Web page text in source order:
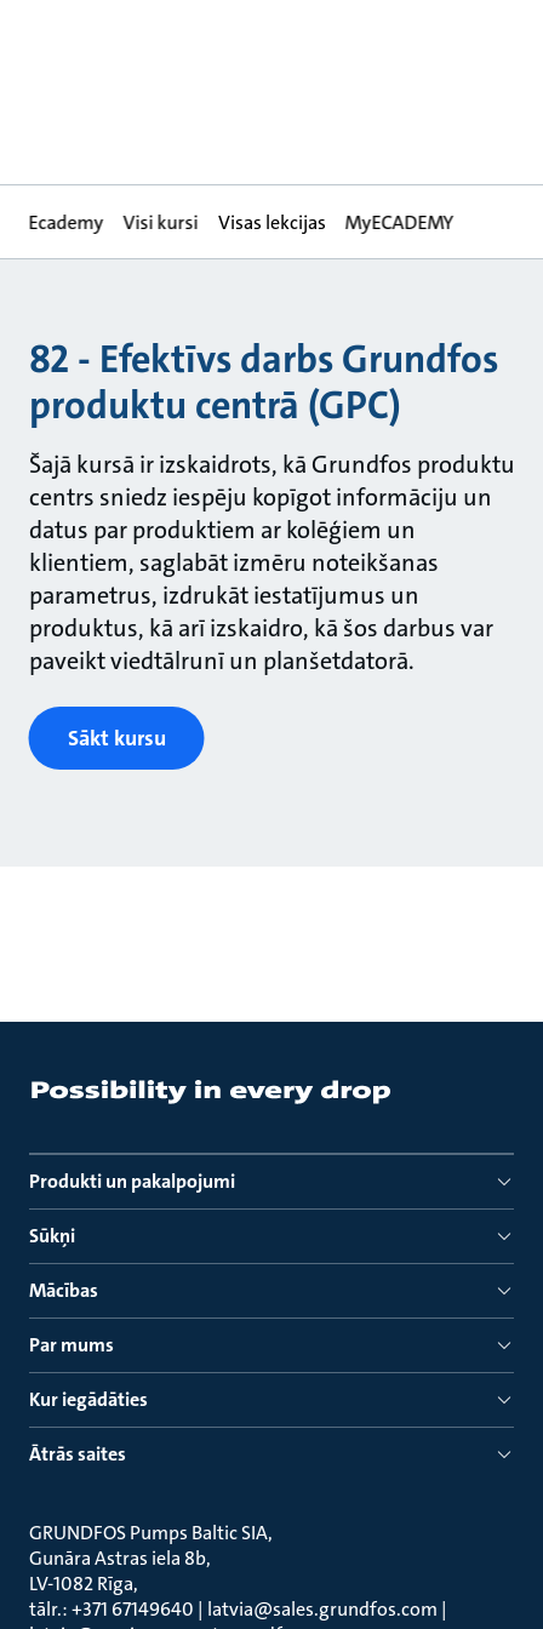
Ecademy Visi kursi Visas lekcijas MyECADEMY
82 - Efektīvs darbs Grundfos
produktu centrā (GPC)
Šajā kursā ir izskaidrots, kā Grundfos produktu
centrs sniedz iespēju kopīgot informāciju un
datus par produktiem ar kolēģiem un
klientiem, saglabāt izmēru noteikšanas
parametrus, izdrukāt iestatījumus un
produktus, kā arī izskaidro, kā šos darbus var
paveikt viedtālrunī un planšetdatorā.
Sākt kursu
Produkti un pakalpojumi
Sūkņi
Mācības
Par mums
Kur iegādāties
Ātrās saites
GRUNDFOS Pumps Baltic SIA
Gunāra Astras iela 8b
LV-1082 Rīga
tālr.: +371 67149640 | latvia@sales.grundfos.com |